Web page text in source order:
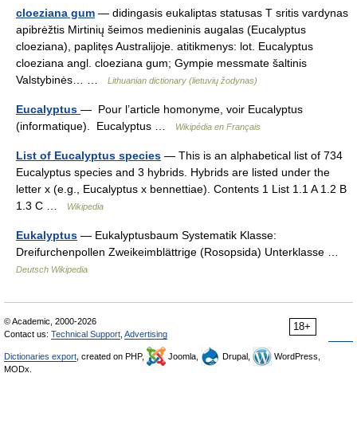
cloeziana gum — didingasis eukaliptas statusas T sritis vardynas
apibrėžtis Mirtinių šeimos medieninis augalas (Eucalyptus
cloeziana), paplitęs Australijoje. atitikmenys: lot. Eucalyptus
cloeziana angl. cloeziana gum; Gympie messmate šaltinis
Valstybinės… …
Lithuanian dictionary (lietuvių žodynas)
Eucalyptus — Pour l’article homonyme, voir Eucalyptus
(informatique). Eucalyptus …
Wikipédia en Français
List of Eucalyptus species — This is an alphabetical list of 734
Eucalyptus species and 3 hybrids. Hybrids are listed under the
letter x (e.g., Eucalyptus x bennettiae). Contents 1 List 1.1 A 1.2 B
1.3 C …
Wikipedia
Eukalyptus — Eukalyptusbaum Systematik Klasse:
Dreifurchenpollen Zweikeimblättrige (Rosopsida) Unterklasse …
Deutsch Wikipedia
18+
© Academic, 2000-2026
Contact us: Technical Support Advertising
Dictionaries export , created on PHP, Joomla, Drupal,
WordPress,
MODx.